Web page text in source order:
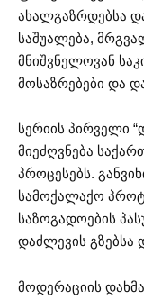
ახალგაზრდებსა
საშუალება,
მნიშვნელოვან
მოსაზრებები და
სერიის პირველი
მიეძღვნება
პროცესებს.
სამოქალაქო
საზოგადოების
დაძლევის გზებსა
მოდერაციის